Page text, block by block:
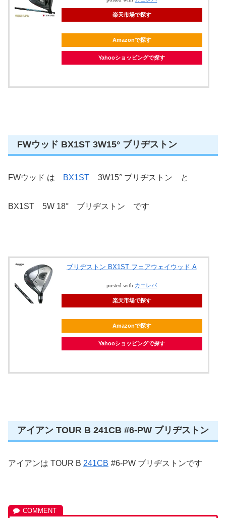
楽天市場で探す
Amazonで探す
Yahooショッピングで探す
FWウッド BX1ST 3W15° ブリヂストン
FWウッド は BX1ST 3W15° ブリヂストン と
BX1ST 5W 18° ブリヂストン です
ブリヂストン BX1ST フェアウェイウッド A
posted with カエレバ
楽天市場で探す
Amazonで探す
Yahooショッピングで探す
アイアン TOUR B 241CB #6-PW ブリヂストン
アイアンは TOUR B 241CB #6-PW ブリヂストンです